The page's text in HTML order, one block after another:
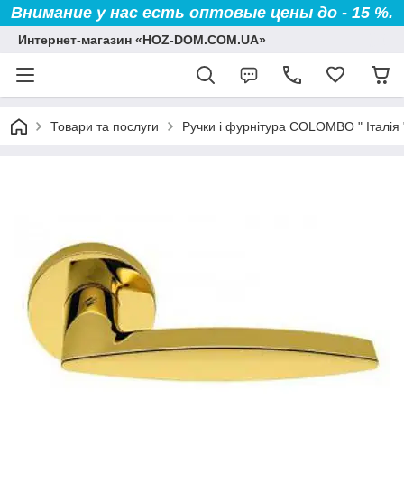
Внимание у нас есть оптовые цены до - 15 %.
Интернет-магазин «HOZ-DOM.COM.UA»
Товари та послуги Ручки і фурнітура COLOMBO " Італія